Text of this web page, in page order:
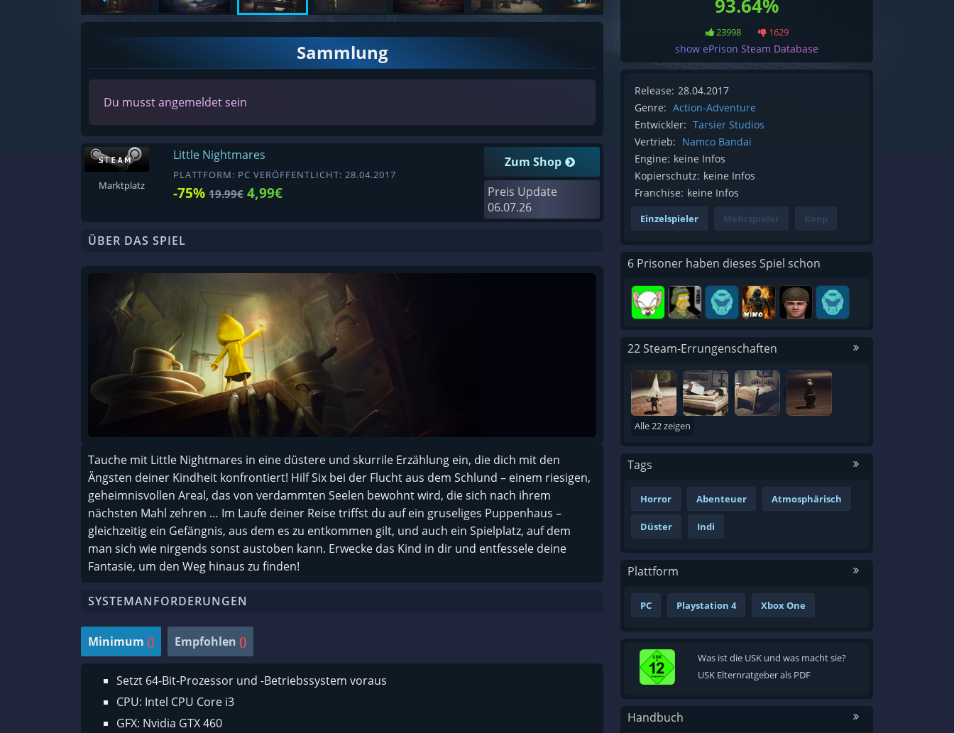
Sammlung
Du musst angemeldet sein
Marktplatz
Little Nightmares
PLATTFORM: PC VERÖFFENTLICHT: 28.04.2017
-75% 19.99€ 4,99€
Zum Shop
Preis Update
06.07.26
ÜBER DAS SPIEL
Tauche mit Little Nightmares in eine düstere und skurrile Erzählung ein, die dich mit den
Ängsten deiner Kindheit konfrontiert! Hilf Six bei der Flucht aus dem Schlund – einem riesigen,
geheimnisvollen Areal, das von verdammten Seelen bewohnt wird, die sich nach ihrem
nächsten Mahl zehren … Im Laufe deiner Reise triffst du auf ein gruseliges Puppenhaus –
gleichzeitig ein Gefängnis, aus dem es zu entkommen gilt, und auch ein Spielplatz, auf dem
man sich wie nirgends sonst austoben kann. Erwecke das Kind in dir und entfessele deine
Fantasie, um den Weg hinaus zu finden!
SYSTEMANFORDERUNGEN
Minimum () Empfohlen ()
Setzt 64-Bit-Prozessor und -Betriebssystem voraus
CPU: Intel CPU Core i3
GFX: Nvidia GTX 460
93.64%
23998 1629
show ePrison Steam Database
Release: 28.04.2017
Genre: Action-Adventure
Entwickler: Tarsier Studios
Vertrieb: Namco Bandai
Engine: keine Infos
Kopierschutz: keine Infos
Franchise: keine Infos
Einzelspieler Mehrspieler Koop
6 Prisoner haben dieses Spiel schon
22 Steam-Errungenschaften
Alle 22 zeigen
Tags
Horror Abenteuer Atmosphärisch
Düster Indi
Plattform
PC Playstation 4 Xbox One
Was ist die USK und was macht sie?
USK Elternratgeber als PDF
Handbuch